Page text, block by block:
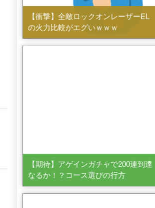
【衝撃】全敵ロックオンレーザーEL
の火力比較がエグいｗｗｗ
【期待】アゲインガチャで200連到達
なるか！？コース選びの行方